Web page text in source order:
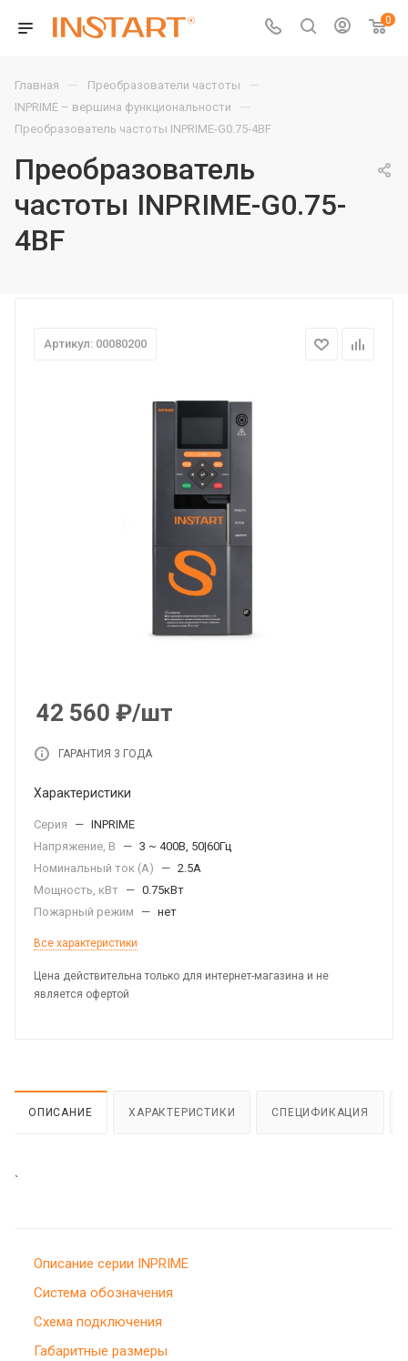
0
Главная — Преобразователи частоты —
INPRIME – вершина функциональности —
Преобразователь частоты INPRIME-G0.75-4BF
Преобразователь
частоты INPRIME-G0.75-
4BF
Артикул: 00080200
42 560 ₽/шт
ГАРАНТИЯ 3 ГОДА
Характеристики
Серия — INPRIME
Напряжение, В
— 3 ~ 400В, 50|60Гц
Номинальный ток (А)
— 2.5А
Мощность, кВт — 0.75кВт
Пожарный режим
— нет
Все характеристики
Цена действительна только для интернет-магазина и не
является офертой
ОПИСАНИЕ ХАРАКТЕРИСТИКИ СПЕЦИФИКАЦИЯ
`
Описание серии INPRIME
Система обозначения
Схема подключения
Габаритные размеры